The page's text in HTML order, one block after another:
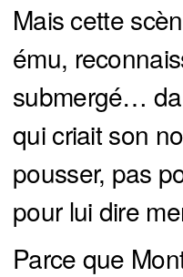
Mais cette
ému,
submergé…
qui criait son
pousser, pas
pour lui dire
Parce que